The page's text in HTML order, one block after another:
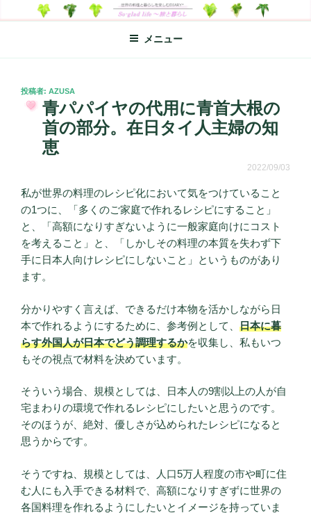
ン
ン
SO-GLAD LIFE～旅と暮らし
世界の料理のエッセイやレシピ、シンプルライフ、楽しい暮らしなどを
綴る、世界248か国を旅した松本あづさのDIARYです
メニュー
投
稿
投稿者: AZUSA
青パパイヤの代用に青首大根の
首の部分。在日タイ人主婦の知
恵
2022/09/03
私が世界の料理のレシピ化において気をつけていること
の1つに、「多くのご家庭で作れるレシピにすること」
と、「高額になりすぎないように一般家庭向けにコスト
を考えること」と、「しかしその料理の本質を失わず下
手に日本人向けレシピにしないこと」というものがあり
ます。
分かりやすく言えば、できるだけ本物を活かしながら日
本で作れるようにするために、参考例として、 日本に暮
らす外国人が日本でどう調理するかを収集し、私もいつ
もその視点で材料を決めています。
そういう場合、規模としては、日本人の9割以上の人が自
宅まわりの環境で作れるレシピにしたいと思うのです。
そのほうが、絶対、優しさが込められたレシピになると
思うからです。
そうですね、規模としては、人口5万人程度の市や町に住
む人にも入手できる材料で、高額になりすぎずに世界の
各国料理を作れるようにしたいとイメージを持っていま